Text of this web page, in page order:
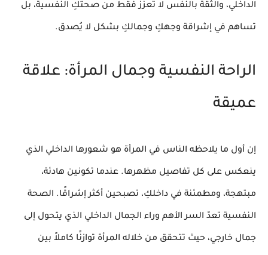
الداخلي، والثقة بالنفس لا تعزز فقط من صحتكِ النفسية، بل
تساهم في إشراقة وجهكِ وجمالكِ بشكل لا يُصدق.
الراحة النفسية وجمال المرأة: علاقة
عميقة
إن أول ما يلاحظه الناس في المرأة هو شعورها الداخلي الذي
ينعكس على كل تفاصيل مظهرها. عندما تكونين هادئة،
مبتهجة، ومطمئنة في داخلكِ، تصبحين أكثر إشراقًا. الصحة
النفسية تعدّ السر الأهم وراء الجمال الداخلي الذي يتحول إلى
جمال خارجي، حيث تتحقق من خلاله المرأة توازنًا كاملاً بين